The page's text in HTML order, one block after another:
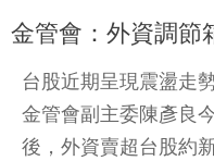
金管會：外資調
台股近期呈現震盪走
金管會副主委陳彥良
後，外資賣超台股約